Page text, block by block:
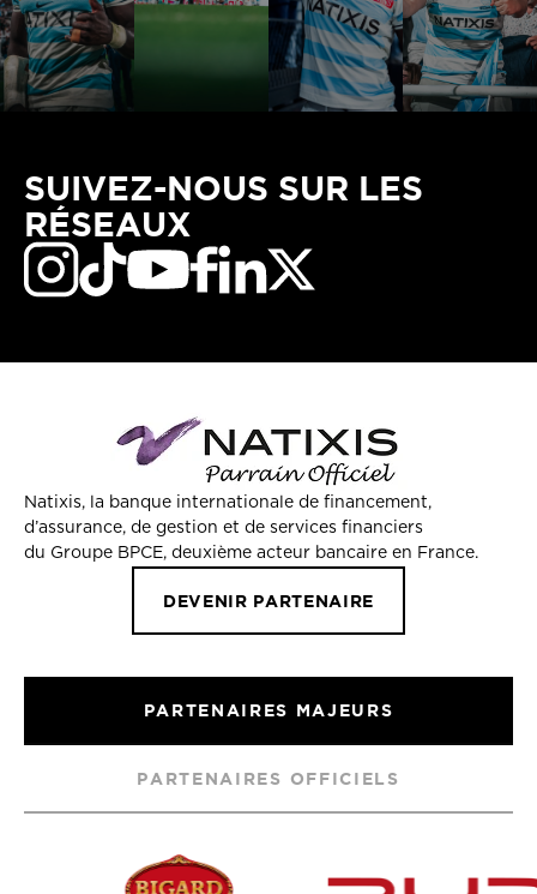
SUIVEZ-NOUS SUR LES
RÉSEAUX
Natixis, la banque internationale de financement,
d’assurance, de gestion et de services financiers
du Groupe BPCE, deuxième acteur bancaire en France.
DEVENIR PARTENAIRE
PARTENAIRES MAJEURS
PARTENAIRES OFFICIELS